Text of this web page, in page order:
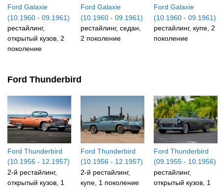
Ford Galaxie
(10.1960 - 09.1961)
рестайлинг,
открытый кузов, 2
поколение
Ford Galaxie
(10.1960 - 09.1961)
рестайлинг, седан,
2 поколение
Ford Galaxie
(10.1960 - 09.1961)
рестайлинг, купе, 2
поколение
Ford Thunderbird
Ford Thunderbird
(10.1956 - 12.1957)
2-й рестайлинг,
открытый кузов, 1
Ford Thunderbird
(10.1956 - 12.1957)
2-й рестайлинг,
купе, 1 поколение
Ford Thunderbird
(09.1955 - 10.1956)
рестайлинг,
открытый кузов, 1